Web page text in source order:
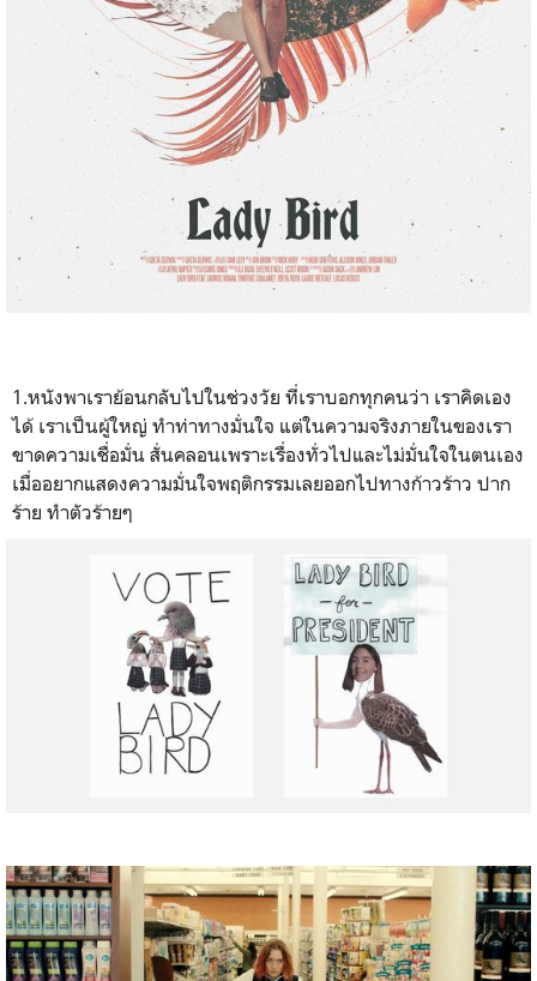
1.หนังพาเราย้อนกลับไปในช่วงวัย ที่เราบอกทุกคนว่า เราคิดเอง
ได้ เราเป็นผู้ใหญ่ ทำท่าทางมั่นใจ แต่ในความจริงภายในของเรา
ขาดความเชื่อมั่น สั่นคลอนเพราะเรื่องทั่วไปและไม่มั่นใจในตนเอง
เมื่ออยากแสดงความมั่นใจพฤติกรรมเลยออกไปทางก้าวร้าว ปาก
ร้าย ทำตัวร้ายๆ